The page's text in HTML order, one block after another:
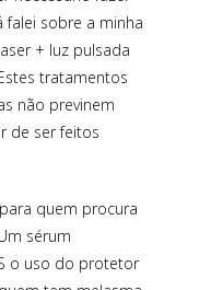
sobre a minha
+ luz pulsada
tratamentos
não previnem
de ser feitos
quem procura
sérum
o uso do protetor